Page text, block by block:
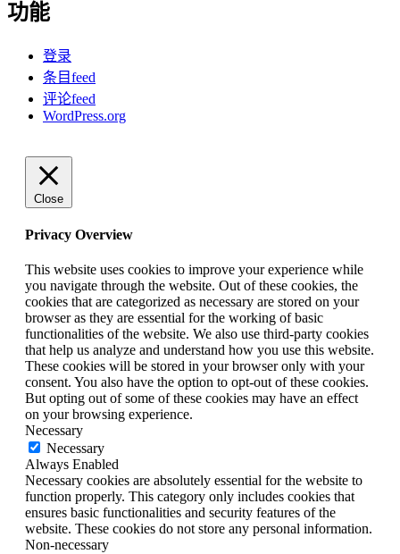
功能
登录
条目feed
评论feed
WordPress.org
Close
Privacy Overview
This website uses cookies to improve your experience while
you navigate through the website. Out of these cookies, the
cookies that are categorized as necessary are stored on your
browser as they are essential for the working of basic
functionalities of the website. We also use third-party cookies
that help us analyze and understand how you use this website.
These cookies will be stored in your browser only with your
consent. You also have the option to opt-out of these cookies.
But opting out of some of these cookies may have an effect
on your browsing experience.
Necessary
Necessary
Always Enabled
Necessary cookies are absolutely essential for the website to
function properly. This category only includes cookies that
ensures basic functionalities and security features of the
website. These cookies do not store any personal information.
Non-necessary